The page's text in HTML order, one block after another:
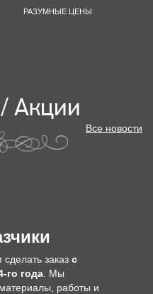
РАЗУМНЫЕ ЦЕНЫ
Акции
Все новости
заказ с
го года . Мы
работы и